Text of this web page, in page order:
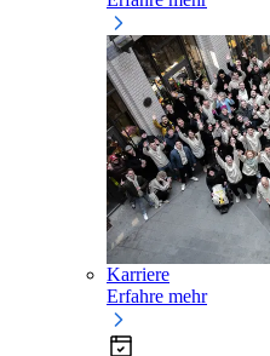
Karriere
Erfahre mehr